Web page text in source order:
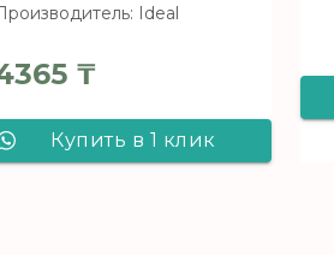
Ideal
₸
Купить в 1 клик